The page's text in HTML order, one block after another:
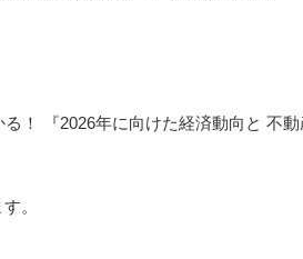
！ 『2026年に向けた経済動向と 不
。